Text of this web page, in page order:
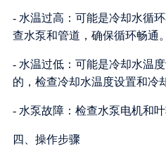
- 水温过高：可能是冷却水循
查水泵和管道，确保循环畅通。
- 水温过低：可能是冷却水温
的，检查冷却水温度设置和冷
- 水泵故障：检查水泵电机和
四、操作步骤